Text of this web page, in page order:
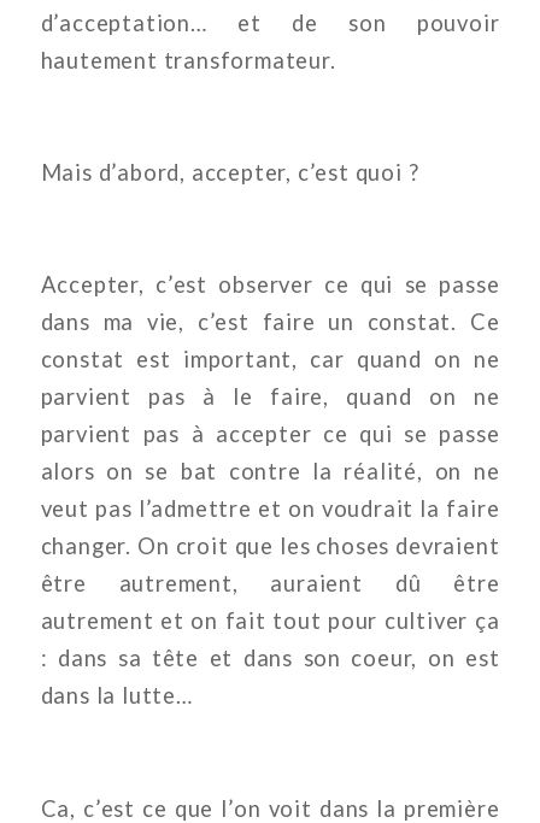
d’acceptation… et de son pouvoir
hautement transformateur.
Mais d’abord, accepter, c’est quoi ?
Accepter, c’est observer ce qui se passe
dans ma vie, c’est faire un constat. Ce
constat est important, car quand on ne
parvient pas à le faire, quand on ne
parvient pas à accepter ce qui se passe
alors on se bat contre la réalité, on ne
veut pas l’admettre et on voudrait la faire
changer. On croit que les choses devraient
être autrement, auraient dû être
autrement et on fait tout pour cultiver ça
: dans sa tête et dans son coeur, on est
dans la lutte…
Ca, c’est ce que l’on voit dans la première